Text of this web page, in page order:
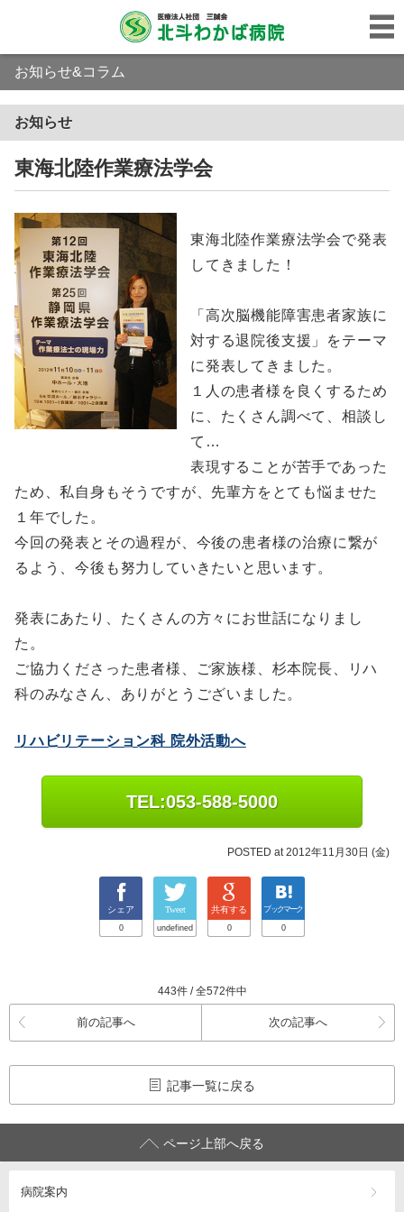
お知らせ&コラム
お知らせ
東海北陸作業療法学会
東海北陸作業療法学会で発表
してきました！
「高次脳機能障害患者家族に
対する退院後支援」をテーマ
に発表してきました。
１人の患者様を良くするため
に、たくさん調べて、相談し
て…
表現することが苦手であった
ため、私自身もそうですが、先輩方をとても悩ませた
１年でした。
今回の発表とその過程が、今後の患者様の治療に繋が
るよう、今後も努力していきたいと思います。
発表にあたり、たくさんの方々にお世話になりまし
た。
ご協力くださった患者様、ご家族様、杉本院長、リハ
科のみなさん、ありがとうございました。
リハビリテーション科 院外活動へ
TEL:053-588-5000
POSTED at 2012年11月30日 (金)
シェア
0
Tweet
undefined
共有する
0
ブックマーク
0
443件 / 全572件中
前の記事へ 次の記事へ
記事一覧に戻る
ページ上部へ戻る
病院案内